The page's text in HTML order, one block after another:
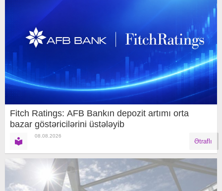
Fitch Ratings: AFB Bankın depozit artımı orta
bazar göstəricilərini üstələyib
08.08.2026
Ətraflı